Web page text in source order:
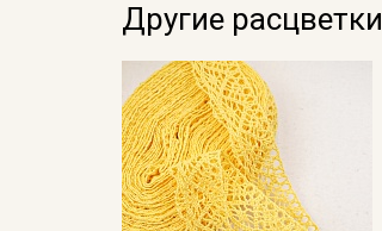
Другие расцветки